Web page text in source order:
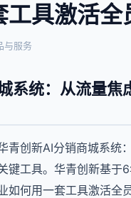
具激活全
与服务
系统：从流量焦
青创新AI分销商城系统
键工具。华青创新基
如何用一套工具激活全